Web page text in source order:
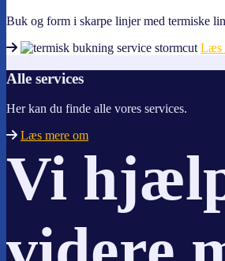
Buk og form i skarpe linjer med termiske
Læs
Alle services
Her kan du finde alle vores services.
Læs mere om
Vi